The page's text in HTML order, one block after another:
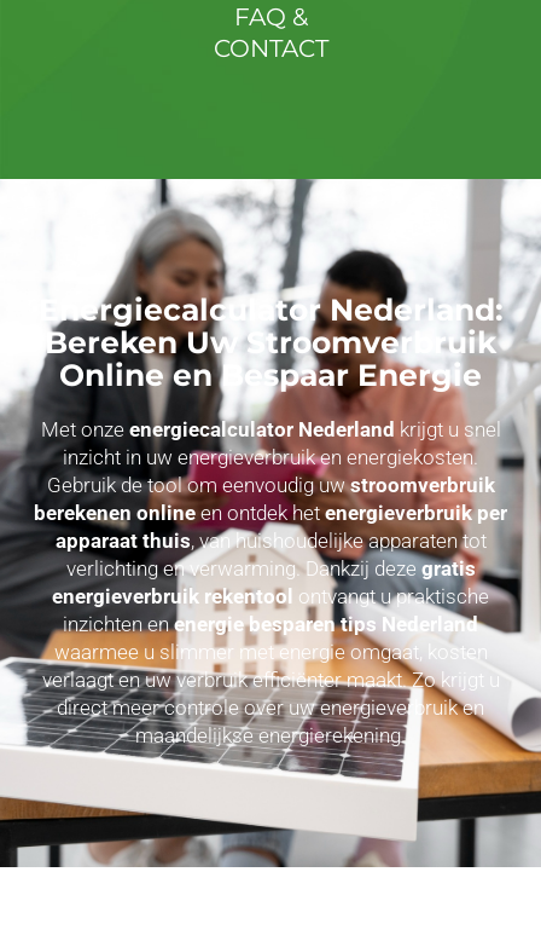
FAQ &
CONTACT
Energiecalculator Nederland:
Bereken Uw Stroomverbruik
Online en Bespaar Energie
Met onze energiecalculator Nederland krijgt u snel
inzicht in uw energieverbruik en energiekosten.
Gebruik de tool om eenvoudig uwstroomverbruik
berekenen online en ontdek hetenergieverbruik per
apparaat thuis, van huishoudelijke apparaten tot
verlichting en verwarming. Dankzij deze gratis
energieverbruik rekentool ontvangt u praktische
inzichten enenergie besparen tips Nederland
waarmee u slimmer met energie omgaat, kosten
verlaagt en uw verbruik efficiënter maakt. Zo krijgt u
direct meer controle over uw energieverbruik en
maandelijkse energierekening.